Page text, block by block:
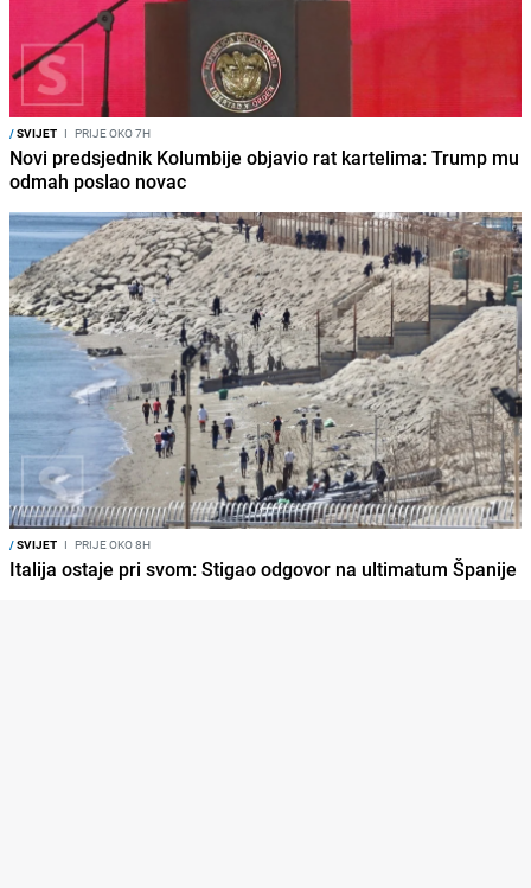
/SVIJET I PRIJE OKO 7H
Novi predsjednik Kolumbije objavio rat kartelima: Trump mu
odmah poslao novac
/SVIJET I PRIJE OKO 8H
Italija ostaje pri svom: Stigao odgovor na ultimatum Španije